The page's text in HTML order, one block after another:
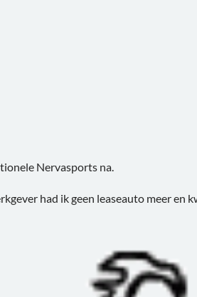
Nervasports na.
had ik geen leaseauto meer en